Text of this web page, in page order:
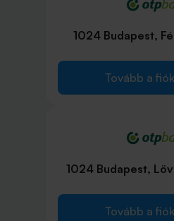
1024 Budapest,
Tovább a
1024 Budapest,
Tovább a